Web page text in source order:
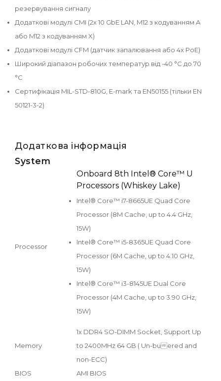
резервування сигналу
Додаткові модулі CMI (2x 10 GbE LAN, M12 з кодуванням A
або M12 з кодуванням X)
Додаткові модулі CFM (датчик запалювання або 4x PoE)
Широкий діапазон робочих температур від -40 °C до 70
°C
Сертифікація MIL-STD-810G, E-mark та EN50155 (тільки EN
50121-3-2)
Додаткова інформація
System
Processor
Onboard 8th Intel® Core™ U
Processors (Whiskey Lake)
Intel® Core™ i7-8665UE Quad Core
Processor (8M Cache, up to 4.4 GHz,
15W)
Intel® Core™ i5-8365UE Quad Core
Processor (6M Cache, up to 4.10 GHz,
15W)
Intel® Core™ i3-8145UE Dual Core
Processor (4M Cache, up to 3.90 GHz,
15W)
Memory
1x DDR4 SO-DIMM Socket, Support Up
to 2400MHz 64 GB ( Un-buered and
non-ECC)
BIOS
AMI BIOS